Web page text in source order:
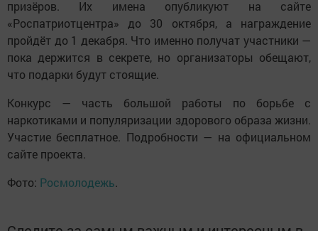
призёров. Их имена опубликуют на сайте
«Роспатриотцентра» до 30 октября, а награждение
пройдёт до 1 декабря. Что именно получат участники —
пока держится в секрете, но организаторы обещают,
что подарки будут стоящие.
Конкурс — часть большой работы по борьбе с
наркотиками и популяризации здорового образа жизни.
Участие бесплатное. Подробности — на официальном
сайте проекта.
Фото: Росмолодежь.